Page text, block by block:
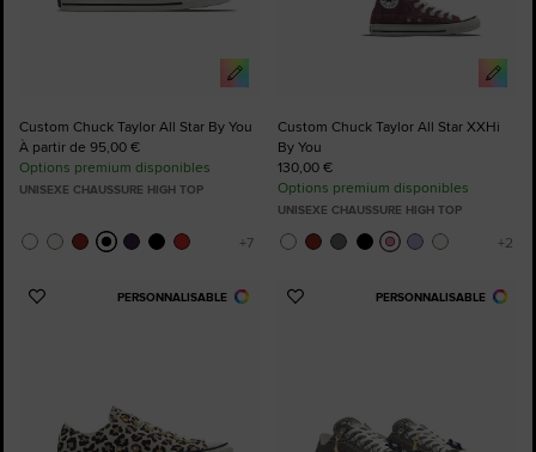
Custom Chuck Taylor All Star By You
À partir de 95,00 €
Options premium disponibles
UNISEXE CHAUSSURE HIGH TOP
Custom Chuck Taylor All Star XXHi
By You
130,00 €
Options premium disponibles
UNISEXE CHAUSSURE HIGH TOP
PERSONNALISABLE
Ajouter
PERSONNALISABLE
Ajouter